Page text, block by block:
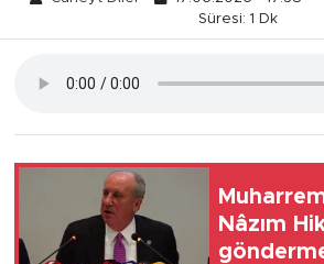
Süresi: 1 Dk
Nâzım